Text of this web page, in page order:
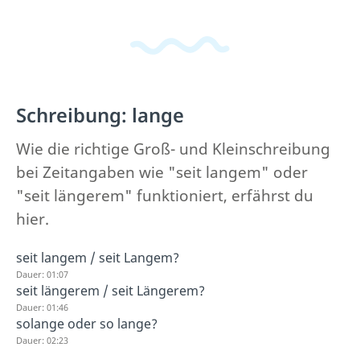
Schreibung: lange
Wie die richtige Groß- und Kleinschreibung
bei Zeitangaben wie "seit langem" oder
"seit längerem" funktioniert, erfährst du
hier.
seit langem / seit Langem?
Dauer: 01:07
seit längerem / seit Längerem?
Dauer: 01:46
solange oder so lange?
Dauer: 02:23